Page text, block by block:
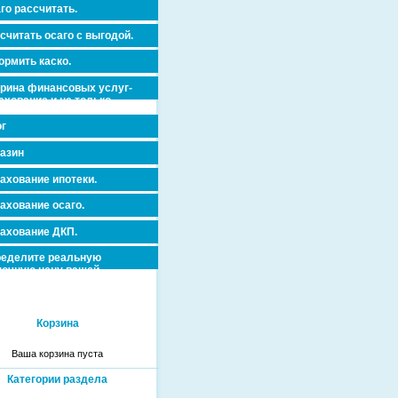
рассчитать.
осаго с выгодой.
каско.
финансовых услуг-
и не только.
ипотеки.
осаго.
ДКП.
реальную
цену вашей
Корзина
Ваша корзина пуста
Категории раздела